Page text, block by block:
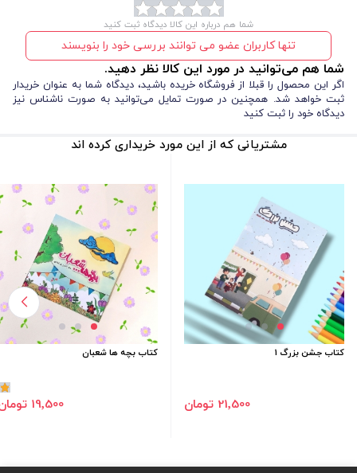
شما هم درباره این کالا دیدگاه ثبت کنید
تنها کاربران عضو می توانند بررسی خود را بنویسند
شما هم می‌توانید در مورد این کالا نظر دهید.
اگر این محصول را قبلا از فروشگاه خریده باشید، دیدگاه شما به عنوان خریدار
ثبت خواهد شد. همچنین در صورت تمایل می‌توانید به صورت ناشناس نیز
دیدگاه خود را ثبت کنید
مشتریانی که از این مورد خریداری کرده اند
کتاب جشن بزرگ 1
21٬500 تومان
کتاب بچه ها شعبان
19٬500 تومان